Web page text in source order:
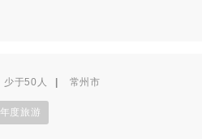
少于50人 常州市
年度旅游